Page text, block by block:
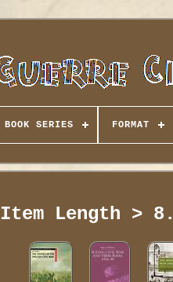
BOOK SERIES FORMAT
Item Length >